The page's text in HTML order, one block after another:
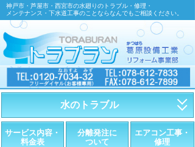
神戸市・芦屋市・西宮市の水廻りのトラブル・修理・
メンテナンス・下水道工事のことならなんでもご相談ください。
水のトラブル
・トイレが詰まったら
サービス内容・
料金表
分離発注に
ついて
エアコン工事・
修理